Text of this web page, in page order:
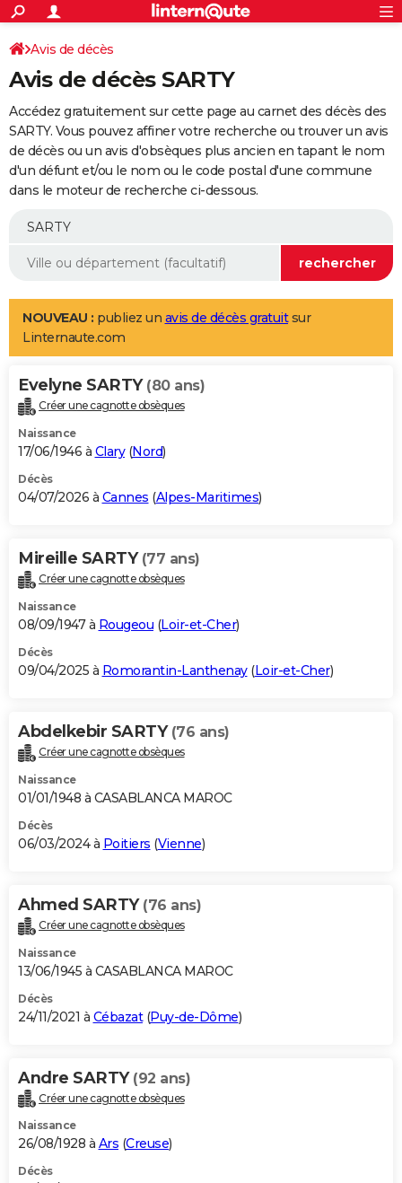
ACTUALITÉS
Politique
Société
Faits Divers
Education
Monde
Villes
+
SPORT
Coupe du monde 2026
Football
Tennis
Cyclisme
Rugby
Forum
Programme TV
TNT
Streaming
Cinéma
Sorties cinéma
Musique
+
FINANCE
Retraite
Impôts
Epargne
Immobilier
Risques naturels par ville
Banque
Assurance
Crédit
AUTO
Essais
Réserver un essai
Citadines
Berlines
SUV
Forum auto
+
Mobiles
Meilleur smartphone
Internet
Ordinateurs
Jeux vidéo
Guide high-tech
Aménagement intérieur
LIFESTYLE
Art de vivre
Bien-être
Loisirs
Mode
Modes de vie
Alimentation
Guide de la santé
Maladies
Médicaments
Sommeil
VOYAGE
Destinations
City break
Voyage nature
Voyage de noces
Forum
Climat
+PHOTO
GUIDES D'ACHAT
BONS PLANS
Carte de Noël
Carte Bonne année
Carte Saint-Valentin
Carte Pâques
Carte d'anniversaire
DICTIONNAIRE
Dictionnaire
Biographies
Citations
Expressions
Proverbes
PROGRAMME TV
S'inscrire
Se connecter
Lycées
Collèges
Primaires
Universités
Entreprises
Service militaire
Avis de recherche
AVIS DE DÉCÈS
Bricolage
Lifestyle
Culture
Sport
Auto
Television
Voyage
Cinema
Avis de décès
Avis de décès SARTY
Accédez gratuitement sur cette page au carnet des décès des
SARTY. Vous pouvez affiner votre recherche ou trouver un avis
de décès ou un avis d'obsèques plus ancien en tapant le nom
d'un défunt et/ou le nom ou le code postal d'une commune
dans le moteur de recherche ci-dessous.
NOUVEAU : publiez un avis de décès gratuitsur
Linternaute.com
Evelyne SARTY (80 ans)
Créer une cagnotte obsèques
Naissance
17/06/1946 à Clary(Nord)
Décès
04/07/2026 à Cannes (Alpes-Maritimes)
Mireille SARTY (77 ans)
Créer une cagnotte obsèques
Naissance
08/09/1947 à Rougeou (Loir-et-Cher)
Décès
09/04/2025 à Romorantin-Lanthenay(Loir-et-Cher)
Abdelkebir SARTY (76 ans)
Créer une cagnotte obsèques
Naissance
01/01/1948 à CASABLANCA MAROC
Décès
06/03/2024 à Poitiers (Vienne)
Ahmed SARTY (76 ans)
Créer une cagnotte obsèques
Naissance
13/06/1945 à CASABLANCA MAROC
Décès
24/11/2021 à Cébazat(Puy-de-Dôme)
Andre SARTY (92 ans)
Créer une cagnotte obsèques
Naissance
26/08/1928 à Ars (Creuse)
Décès